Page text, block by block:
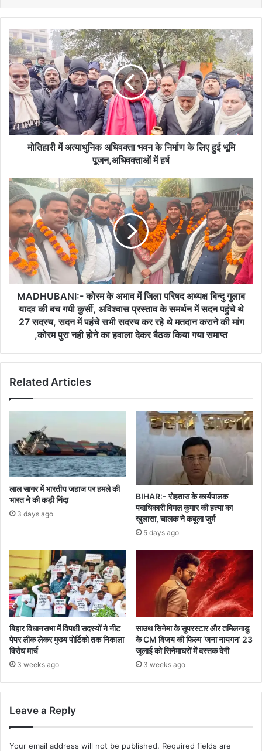
मोतिहारी
में
अत्याधुनिक
अधिवक्ता
भवन
के
निर्माण
के
लिए
में
हर्ष
मोतिहारी में अत्याधुनिक अधिवक्ता भवन के निर्माण के लिए हुई भूमि
पूजन,अधिवक्ताओं में हर्ष
MADHUBANI:-
कोरम
के
अभाव
में
जिला
परिषद
अध्यक्ष
बिन्दु
गुलाब
यादव
कुर्सी,
प्रस्ताव
पहुंचे
थे
27
सदस्य,
सदन
में
पहंचे
कर
रहे
थे
मतदान
कराने
की
मांग
,कोरम
पुरा
नही
देकर
बैठक
MADHUBANI:- कोरम के अभाव में जिला परिषद अध्यक्ष बिन्दु गुलाब
यादव की बच गयी कुर्सी, अविश्वास प्रस्ताव के समर्थन में सदन पहुंचे थे
27 सदस्य, सदन में पहंचे सभी सदस्य कर रहे थे मतदान कराने की मांग
,कोरम पुरा नही होने का हवाला देकर बैठक किया गया समाप्त
Related Articles
लाल सागर में भारतीय जहाज पर हमले की
भारत ने की कड़ी निंदा
3 days ago
BIHAR:- रोहतास के कार्यपालक
पदाधिकारी विमल कुमार की हत्या का
खुलासा, चालक ने कबूला जुर्म
5 days ago
बिहार विधानसभा में विपक्षी सदस्यों ने नीट
पेपर लीक लेकर मुख्य पोर्टिको तक निकाला
विरोध मार्च
3 weeks ago
साउथ सिनेमा के सुपरस्टार और तमिलनाडु
के CM विजय की फिल्म ‘जना नायगन’ 23
जुलाई को सिनेमाघरों में दस्तक देगी
3 weeks ago
Leave a Reply
Your email address will not be published. Required fields are